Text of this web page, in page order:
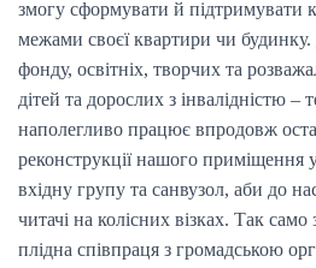
змогу сформувати й підтримувати
межами своєї квартири чи
фонду, освітніх, творчих та
дітей та дорослих з інвалідністю
наполегливо працює впродовж
реконструкції нашого приміщення
вхідну групу та санвузол, аби до
читачі на колісних візках. Так
плідна співпраця з громадською